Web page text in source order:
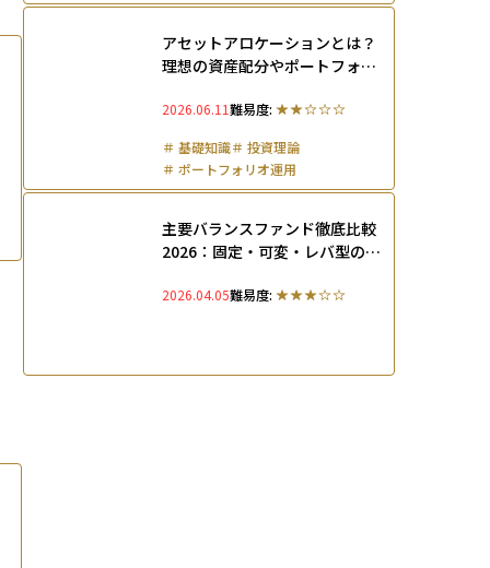
アセットアロケーションとは？
理想の資産配分やポートフォリ
解説
2026.06.11難易度:
＃基礎知識＃投資理論
＃ポートフォリオ運用
主要バランスファンド徹底比較
2026：固定・可変・レバ型の違
2026.04.05難易度: